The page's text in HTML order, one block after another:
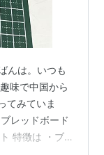
んは。いつも
味で中国から
てみていま
レッドボード
特徴は ・ブ